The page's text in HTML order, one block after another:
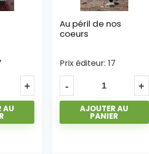
AU
Hadès et
Perséphone –
Comme Neuf
Prix éditeur:
AJOUTER AU